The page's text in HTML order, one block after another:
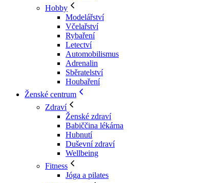
Hobby
Modelářství
Včelařství
Rybaření
Letectví
Automobilismus
Adrenalin
Sběratelství
Houbaření
Ženské centrum
Zdraví
Ženské zdraví
Babiččina lékárna
Hubnutí
Duševní zdraví
Wellbeing
Fitness
Jóga a pilates